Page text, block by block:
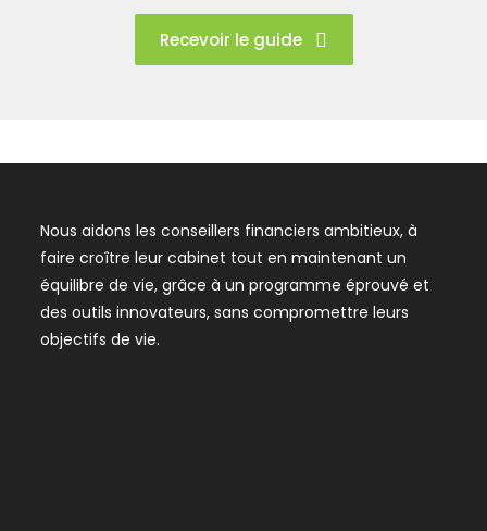
Recevoir le guide
Nous aidons les conseillers financiers ambitieux, à
faire croître leur cabinet tout en maintenant un
équilibre de vie, grâce à un programme éprouvé et
des outils innovateurs, sans compromettre leurs
objectifs de vie.